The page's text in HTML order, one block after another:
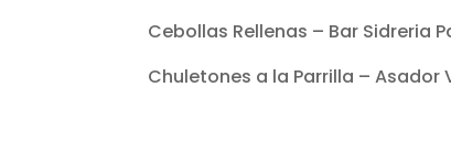
Cebollas Rellenas – Bar Sidreria
Chuletones a la Parrilla – Asador